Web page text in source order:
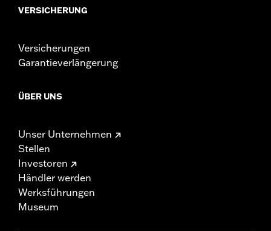
VERSICHERUNG
Versicherungen
Garantieverlängerung
ÜBER UNS
Unser Unternehmen
Stellen
Investoren
Händler werden
Werksführungen
Museum